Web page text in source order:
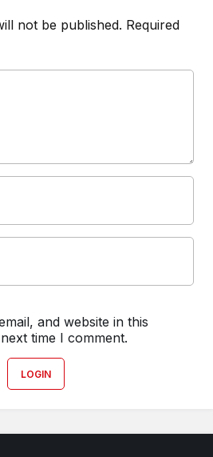
not be published. Required
and website in this
time I comment.
LOGIN